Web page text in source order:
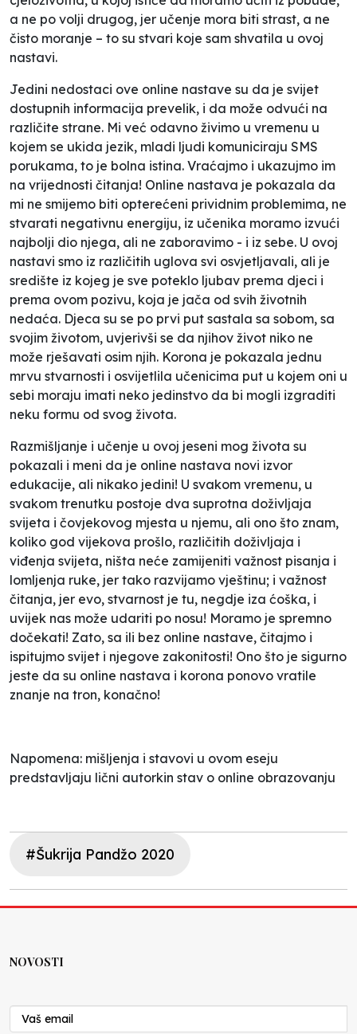
a ne po volji drugog, jer učenje mora biti strast, a ne
čisto moranje – to su stvari koje sam shvatila u ovoj
nastavi.
Jedini nedostaci ove online nastave su da je svijet
dostupnih informacija prevelik, i da može odvući na
različite strane. Mi već odavno živimo u vremenu u
kojem se ukida jezik, mladi ljudi komuniciraju SMS
porukama, to je bolna istina. Vraćajmo i ukazujmo im
na vrijednosti čitanja! Online nastava je pokazala da
mi ne smijemo biti opterećeni prividnim problemima, ne
stvarati negativnu energiju, iz učenika moramo izvući
najbolji dio njega, ali ne zaboravimo - i iz sebe. U ovoj
nastavi smo iz različitih uglova svi osvjetljavali, ali je
središte iz kojeg je sve poteklo ljubav prema djeci i
prema ovom pozivu, koja je jača od svih životnih
nedaća. Djeca su se po prvi put sastala sa sobom, sa
svojim životom, uvjerivši se da njihov život niko ne
može rješavati osim njih. Korona je pokazala jednu
mrvu stvarnosti i osvijetlila učenicima put u kojem oni u
sebi moraju imati neko jedinstvo da bi mogli izgraditi
neku formu od svog života.
Razmišljanje i učenje u ovoj jeseni mog života su
pokazali i meni da je online nastava novi izvor
edukacije, ali nikako jedini! U svakom vremenu, u
svakom trenutku postoje dva suprotna doživljaja
svijeta i čovjekovog mjesta u njemu, ali ono što znam,
koliko god vijekova prošlo, različitih doživljaja i
viđenja svijeta, ništa neće zamijeniti važnost pisanja i
lomljenja ruke, jer tako razvijamo vještinu; i važnost
čitanja, jer evo, stvarnost je tu, negdje iza ćoška, i
uvijek nas može udariti po nosu! Moramo je spremno
dočekati! Zato, sa ili bez online nastave, čitajmo i
ispitujmo svijet i njegove zakonitosti! Ono što je sigurno
jeste da su online nastava i korona ponovo vratile
znanje na tron, konačno!
Napomena: mišljenja i stavovi u ovom eseju
predstavljaju lični autorkin stav o online obrazovanju
#Šukrija Pandžo 2020
NOVOSTI